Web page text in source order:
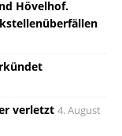
Hövelhof.
verletzt 4. August